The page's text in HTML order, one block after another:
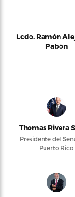
Lcdo. Ramón
Pabón
Thomas Rivera
Presidente del
Puerto Rico